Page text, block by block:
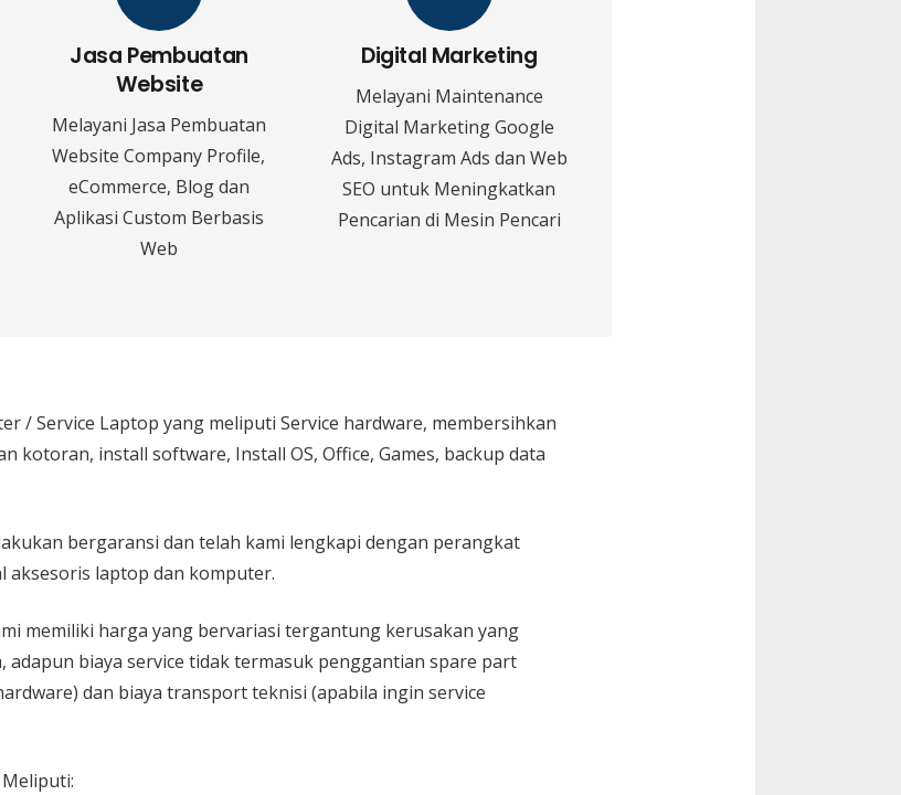
Jasa Pembuatan
Website
Melayani Jasa Pembuatan
Website Company Profile,
eCommerce, Blog dan
Aplikasi Custom Berbasis
Web
Digital Marketing
Melayani Maintenance
Digital Marketing Google
Ads, Instagram Ads dan Web
SEO untuk Meningkatkan
Pencarian di Mesin Pencari
/ Service Laptop yang meliputi Service hardware, membersihkan
kotoran, install software, Install OS, Office, Games, backup data
bergaransi dan telah kami lengkapi dengan perangkat
aksesoris laptop dan komputer.
memiliki harga yang bervariasi tergantung kerusakan yang
biaya service tidak termasuk penggantian spare part
dan biaya transport teknisi (apabila ingin service